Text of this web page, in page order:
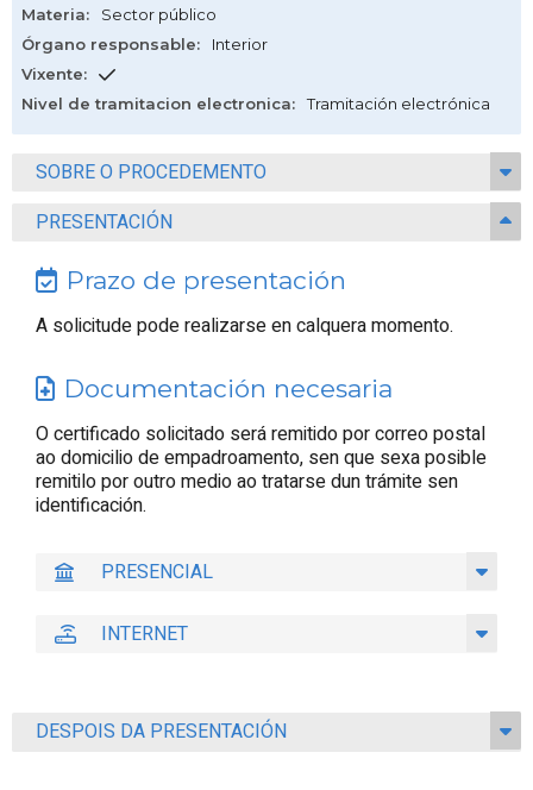
Materia:
Sector público
Órgano responsable:
Interior
Vixente:
Nivel de tramitacion electronica: Tramitación electrónica
SOBRE O PROCEDEMENTO
PRESENTACIÓN
Prazo de presentación
A solicitude pode realizarse en calquera momento.
Documentación necesaria
O certificado solicitado será remitido por correo postal
ao domicilio de empadroamento, sen que sexa posible
remitilo por outro medio ao tratarse dun trámite sen
identificación.
PRESENCIAL
INTERNET
DESPOIS DA PRESENTACIÓN